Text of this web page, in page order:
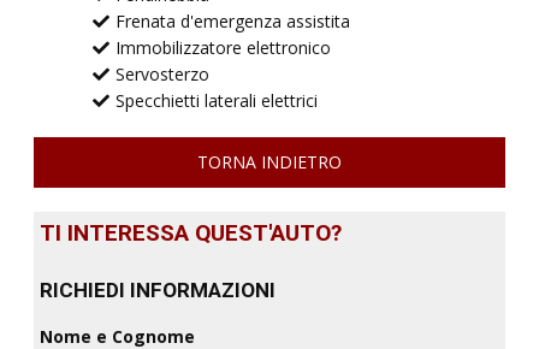
Frenata d'emergenza assistita
Immobilizzatore elettronico
Servosterzo
Specchietti laterali elettrici
TORNA INDIETRO
TI INTERESSA QUEST'AUTO?
RICHIEDI INFORMAZIONI
Nome e Cognome